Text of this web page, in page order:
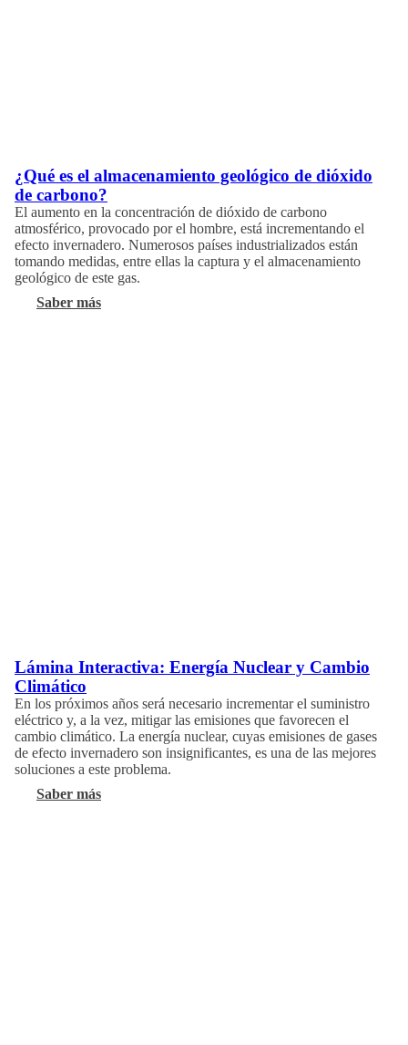
¿Qué es el almacenamiento geológico de dióxido
de carbono?
El aumento en la concentración de dióxido de carbono
atmosférico, provocado por el hombre, está incrementando el
efecto invernadero. Numerosos países industrializados están
tomando medidas, entre ellas la captura y el almacenamiento
geológico de este gas.
Saber más
Lámina Interactiva: Energía Nuclear y Cambio
Climático
En los próximos años será necesario incrementar el suministro
eléctrico y, a la vez, mitigar las emisiones que favorecen el
cambio climático. La energía nuclear, cuyas emisiones de gases
de efecto invernadero son insignificantes, es una de las mejores
soluciones a este problema.
Saber más